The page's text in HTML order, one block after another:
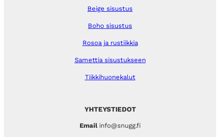
YHTEYSTIEDOT
Emailinfo@snugg.fi
Beige sisustus
Boho sisustus
Rosoa ja rustiikkia
Samettia sisustukseen
Tiikkihuonekalut